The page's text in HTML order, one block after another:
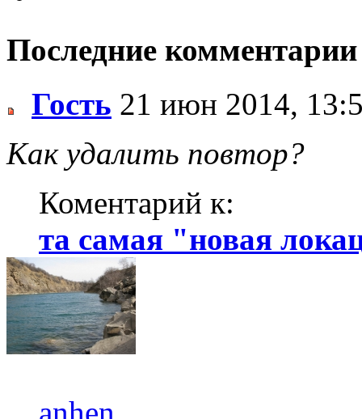
Последние комментарии
Гость 21 июн 2014,
Как удалить повтор?
Коментарий к:
та самая "новая
anhen